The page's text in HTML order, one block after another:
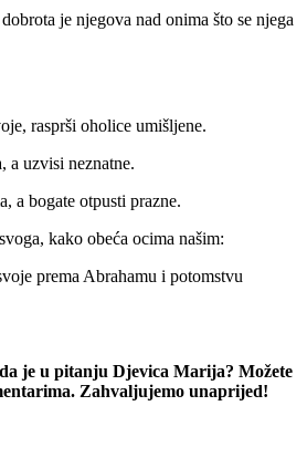
je njegova nad onima što se njega
rasprši oholice umišljene.
a uzvisi neznatne.
a bogate otpusti prazne.
kako obeća ocima našim:
prema Abrahamu i potomstvu
je u pitanju Djevica Marija? Možete
Zahvaljujemo unaprijed!